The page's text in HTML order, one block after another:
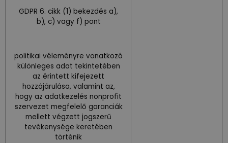
GDPR 6. cikk (1) bekezdés a),
b), c) vagy f) pont
politikai véleményre vonatkozó
különleges adat tekintetében
az érintett kifejezett
hozzájárulása, valamint az,
hogy az adatkezelés nonprofit
szervezet megfelelő garanciák
mellett végzett jogszerű
tevékenysége keretében
történik